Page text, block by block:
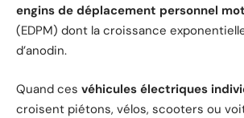
engins de déplacement personnel
(EDPM) dont la croissance
d’anodin.
Quand ces véhicules électriques
croisent piétons, vélos, scooters ou